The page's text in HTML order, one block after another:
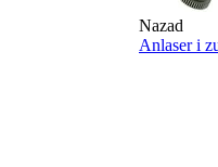
Nazad
Anlaser i